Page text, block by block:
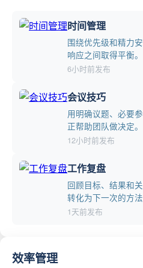
时间管理
围绕优先级和精力
响应之间取得平衡。
6小时前发布
会议技巧
用明确议题、必要
正帮助团队做决定。
12小时前发布
工作复盘
回顾目标、结果和
转化为下一次的方法
1天前发布
效率管理